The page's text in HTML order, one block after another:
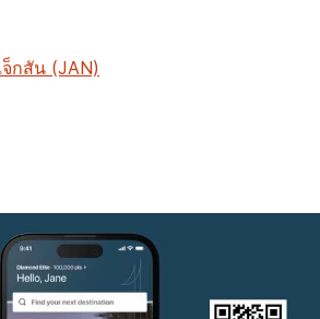
กสัน (JAN)